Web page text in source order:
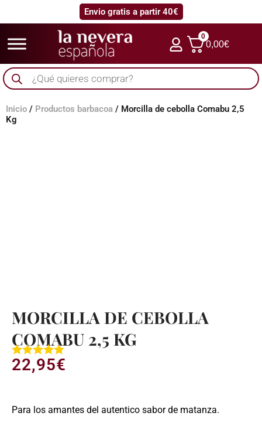
Envio gratis a partir 40€
0
0,00€
Búsqueda
de
productos
Inicio / Productos barbacoa / Morcilla de cebolla Comabu 2,5
Kg
MORCILLA DE CEBOLLA
COMABU 2,5 KG
22,95€
Para los amantes del autentico sabor de matanza.